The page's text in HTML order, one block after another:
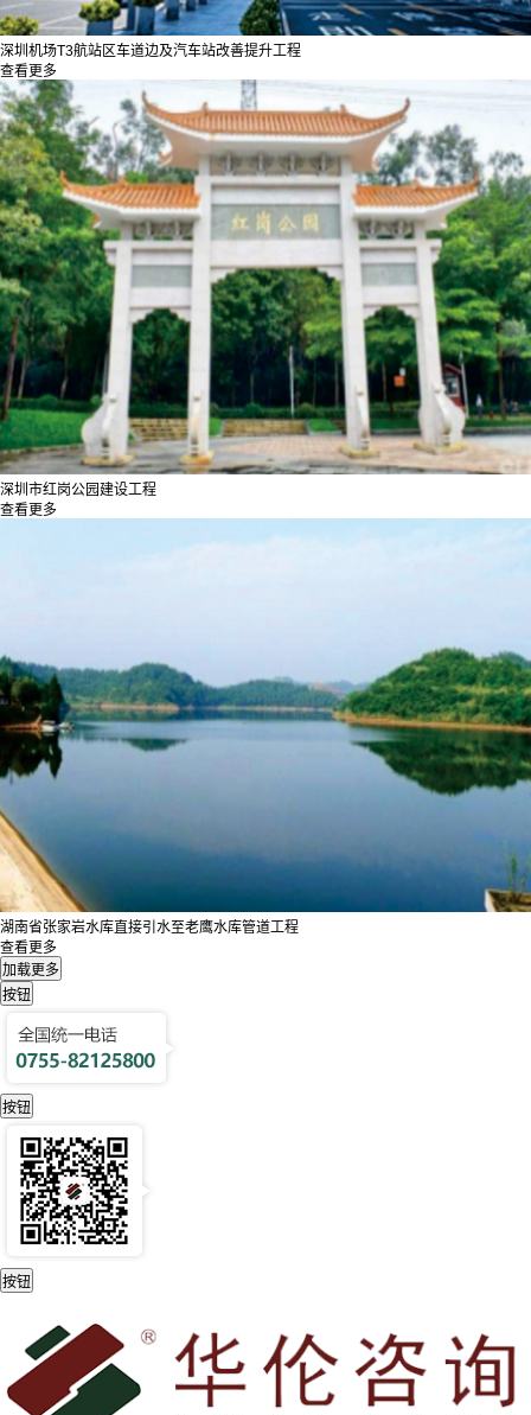
深圳机场T3航站区车道边及汽车站改善提升工程
查看更多
深圳市红岗公园建设工程
查看更多
湖南省张家岩水库直接引水至老鹰水库管道工程
查看更多